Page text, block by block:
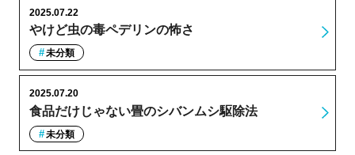
やけど虫の毒ペデリンの怖さ
2025.07.22
未分類
食品だけじゃない畳のシバンムシ駆除法
2025.07.20
未分類